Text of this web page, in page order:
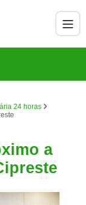
24 horas
a